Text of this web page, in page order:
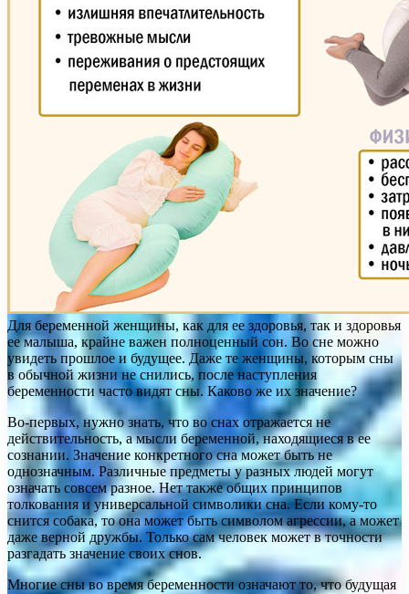
Для беременной женщины, как для ее здоровья, так и здоровья
ее малыша, крайне важен полноценный сон. Во сне можно
увидеть прошлое и будущее. Даже те женщины, которым сны
в обычной жизни не снились, после наступления
беременности часто видят сны. Каково же их значение?
Во-первых, нужно знать, что во снах отражается не
действительность, а мысли беременной, находящиеся в ее
сознании. Значение конкретного сна может быть не
однозначным. Различные предметы у разных людей могут
означать совсем разное. Нет также общих принципов
толкования и универсальной символики сна. Если кому-то
снится собака, то она может быть символом агрессии, а может
даже верной дружбы. Только сам человек может в точности
разгадать значение своих снов.
Многие сны во время беременности означают то, что будущая